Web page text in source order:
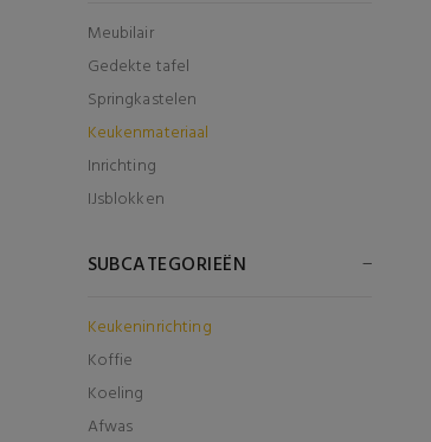
Meubilair
Gedekte tafel
Springkastelen
Keukenmateriaal
Inrichting
IJsblokken
SUBCATEGORIEËN
Keukeninrichting
Koffie
Koeling
Afwas